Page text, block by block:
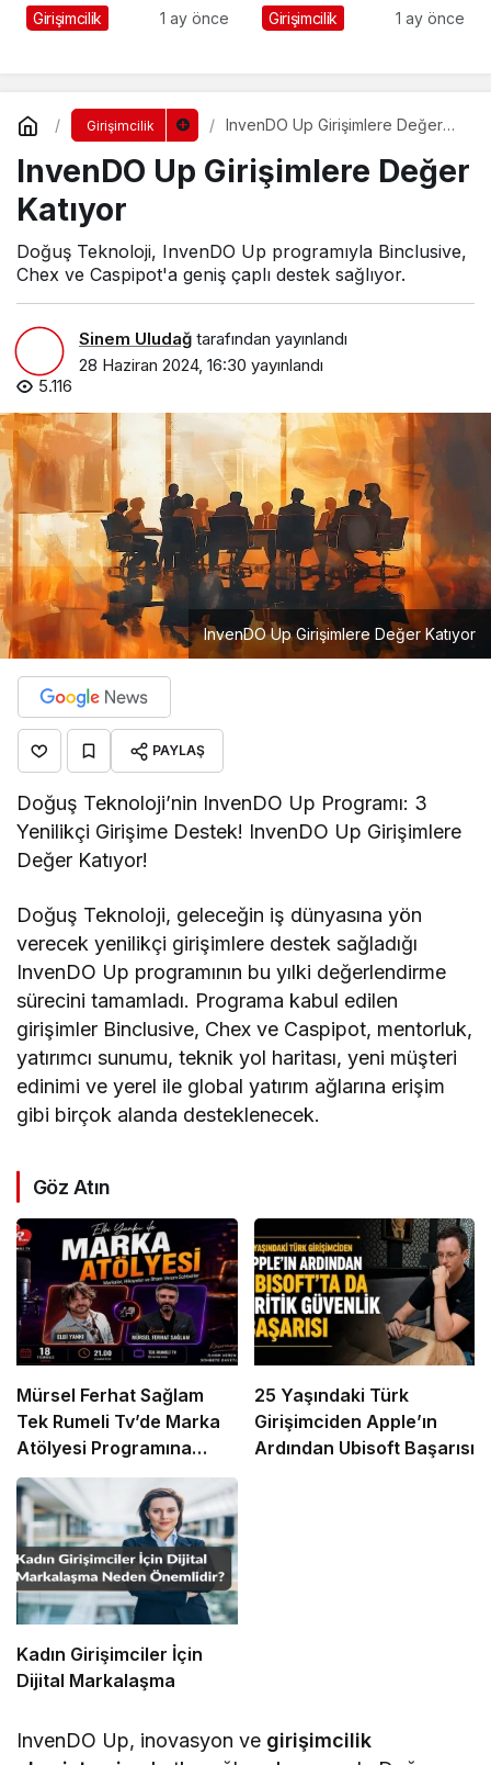
Girişimcilik 1 ay önce
267 Genç Daha
Girişimcilik 1 ay önce
Girişimcilik
InvenDO Up Girişimlere Değer
InvenDO Up Girişimlere Değer
Katıyor
Doğuş Teknoloji, InvenDO Up programıyla Binclusive,
Chex ve Caspipot'a geniş çaplı destek sağlıyor.
Sinem Uludağ tarafından yayınlandı
28 Haziran 2024, 16:30 yayınlandı
5.116
InvenDO Up Girişimlere Değer Katıyor
PAYLAŞ
Doğuş Teknoloji’nin InvenDO Up Programı: 3
Yenilikçi Girişime Destek! InvenDO Up Girişimlere
Değer Katıyor!
Doğuş Teknoloji, geleceğin iş dünyasına yön
verecek yenilikçi girişimlere destek sağladığı
InvenDO Up programının bu yılki değerlendirme
sürecini tamamladı. Programa kabul edilen
girişimler Binclusive, Chex ve Caspipot, mentorluk,
yatırımcı sunumu, teknik yol haritası, yeni müşteri
edinimi ve yerel ile global yatırım ağlarına erişim
gibi birçok alanda desteklenecek.
Göz Atın
Mürsel Ferhat Sağlam
Tek Rumeli Tv’de Marka
Atölyesi Programına
Konuk Oldu
25 Yaşındaki Türk
Girişimciden Apple’ın
Ardından Ubisoft Başarısı
Kadın Girişimciler İçin
Dijital Markalaşma
InvenDO Up, inovasyon ve girişimcilik